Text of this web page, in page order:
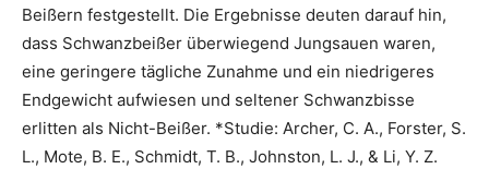
Beißern festgestellt. Die Ergebnisse deuten darauf hin,
dass Schwanzbeißer überwiegend Jungsauen waren,
eine geringere tägliche Zunahme und ein niedrigeres
Endgewicht aufwiesen und seltener Schwanzbisse
erlitten als Nicht-Beißer. *Studie: Archer, C. A., Forster, S.
L., Mote, B. E., Schmidt, T. B., Johnston, L. J., & Li, Y. Z.